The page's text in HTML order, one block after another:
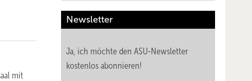
mit
Newsletter
Ja, ich möchte den ASU-Newsletter
kostenlos abonnieren!